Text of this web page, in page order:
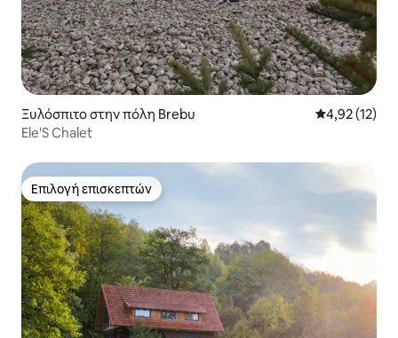
Ξυλόσπιτο στην πόλη Brebu Μέση
4,92 (12)
Ele'S Chalet
Επιλογή επισκεπτών
Επιλογή επισκεπτών